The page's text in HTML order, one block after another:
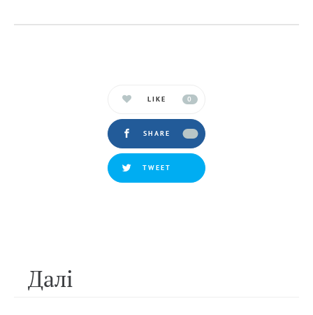
LIKE 0
SHARE
TWEET
Далi